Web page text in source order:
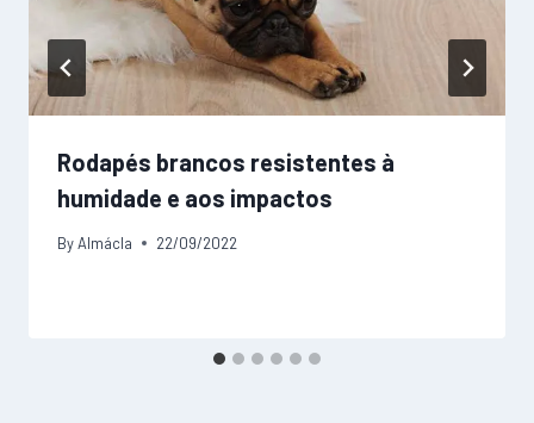
Rodapés brancos resistentes à
humidade e aos impactos
ByAlmácla 22/09/2022